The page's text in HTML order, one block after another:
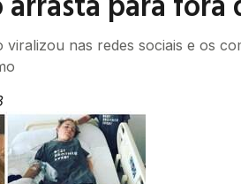
viralizou nas redes sociais e os